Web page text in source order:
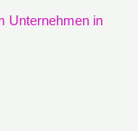
Unternehmen in